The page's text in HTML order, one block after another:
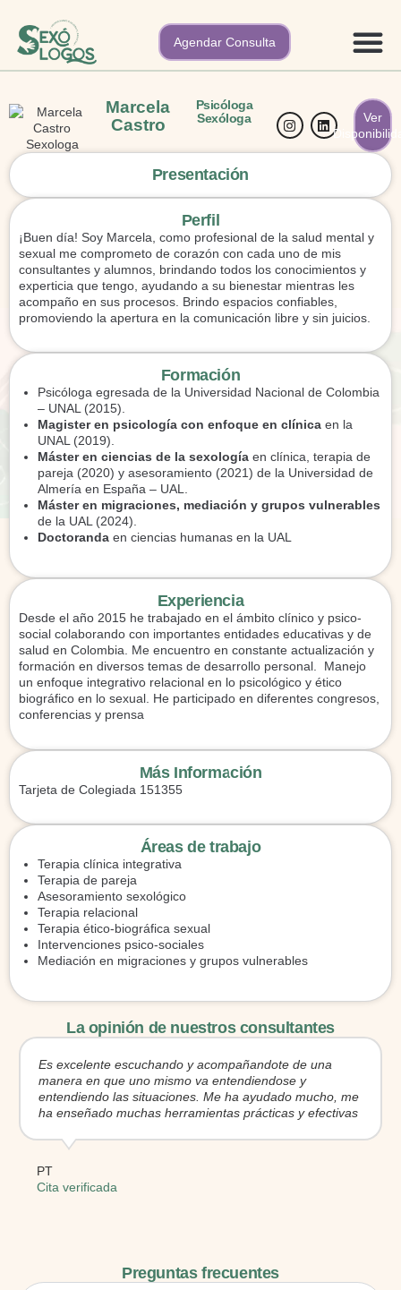
Agendar Consulta
Marcela
Castro
Psicóloga
Sexóloga
Ver
Presentación
Perfil
¡Buen día! Soy Marcela, como profesional de la salud mental y
sexual me comprometo de corazón con cada uno de mis
consultantes y alumnos, brindando todos los conocimientos y
experticia que tengo, ayudando a su bienestar mientras les
acompaño en sus procesos. Brindo espacios confiables,
promoviendo la apertura en la comunicación libre y sin juicios.
Formación
Psicóloga egresada de la Universidad Nacional de Colombia
– UNAL (2015).
Magister en psicología con enfoque en clínica en la
UNAL (2019).
Máster en ciencias de la sexología en clínica, terapia de
pareja (2020) y asesoramiento (2021) de la Universidad de
Almería en España – UAL.
Máster en migraciones, mediación y grupos vulnerables
de la UAL (2024).
Doctoranda en ciencias humanas en la UAL
Experiencia
Desde el año 2015 he trabajado en el ámbito clínico y psico-
social colaborando con importantes entidades educativas y de
salud en Colombia. Me encuentro en constante actualización y
formación en diversos temas de desarrollo personal. Manejo
un enfoque integrativo relacional en lo psicológico y ético
biográfico en lo sexual. He participado en diferentes congresos,
conferencias y prensa
Más Información
Tarjeta de Colegiada 151355
Áreas de trabajo
Terapia clínica integrativa
Terapia de pareja
Asesoramiento sexológico
Terapia relacional
Terapia ético-biográfica sexual
Intervenciones psico-sociales
Mediación en migraciones y grupos vulnerables
La opinión de nuestros consultantes
Es excelente escuchando y acompañandote de una
manera en que uno mismo va entendiendose y
entendiendo las situaciones. Me ha ayudado mucho, me
ha enseñado muchas herramientas prácticas y efectivas
PT
Cita verificada
Preguntas frecuentes